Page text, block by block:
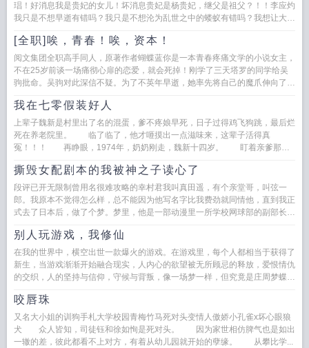
琩！好消息我是贵妃的女儿！坏消息贵妃是杨贵妃，继父是祖父？！！李应灼
我只是不想早逝有错吗？我只是不想沦为乱世之中的蝼蚁有错吗？我想让大唐
[全职]唉，青春！唉，资本！
阅文集团全职高手同人，原著作者蝴蝶蓝你是一本青春疼痛文学的小说女主，
不在25岁前谈一场痛彻心扉的恋爱，就会死掉！刚学了三天塔罗的同学给吴
驹批命。吴驹对此深信不疑。为了不英年早逝，她率先将自己的魔爪伸向了借
我在七零假装好人
上辈子魏新是村里出了名的混蛋，爹不疼娘早死，日子过得鸡飞狗跳，最后烂
死在养老院里。 临了临了，他才咂摸出一点滋味来，这辈子活得真
冤！！！ 再睁眼，1974年，奶奶刚走，魏新十四岁。 盯着亲爹那颗
撕毁女配剧本的我被神之子读心了
段评已开无限制曾用名很难攻略的幸村君我叫真田遥，有个亲堂哥，叫弦一
郎。我原本不觉得怎么样，总不能因为他写名字比我费劲就同情他，直到我正
式去了日本后，做了个梦。梦里，他是一部动漫里一所学校网球部的副部长，
别人玩游戏，我修仙
在我的世界中，横空出世一款爆火的游戏。在游戏里，每个人都相当于获得了
新生，当游戏渐渐开始融合现实，人内心的欲望被无所顾忌的释放，爱恨情仇
的交织，人的坚持与信仰，守候与背叛，像一场梦一样，但究竟是庄周梦蝶？
咬唇珠
又名大小姐的训狗手札大学校园青梅竹马死对头变情人傲娇小孔雀x坏心眼狼
犬 众人皆知，司徒钰和徐如恂是死对头。 因为家世相仿脾气也是如出
一辙的差，彼此都看不上对方，有着从幼儿园就开始的孽缘。 从攀比学...